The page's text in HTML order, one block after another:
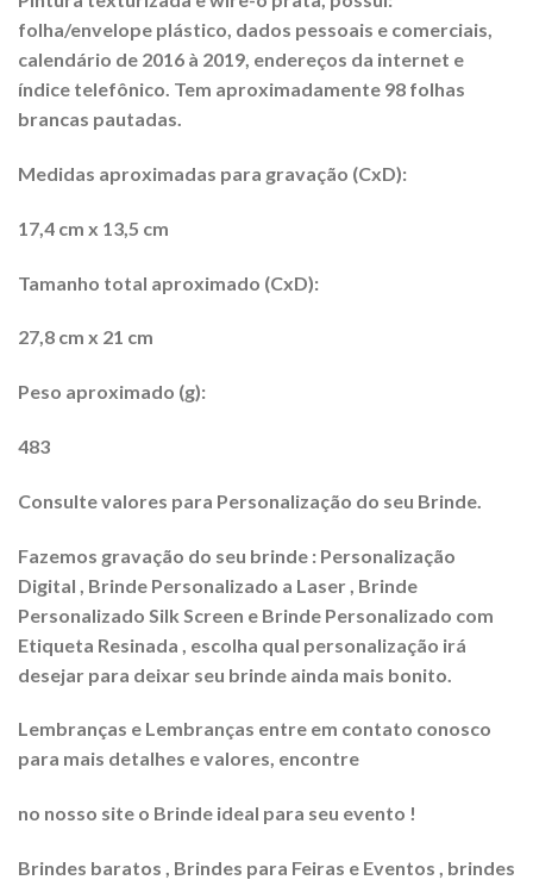
folha/envelope plástico, dados pessoais e comerciais,
calendário de 2016 à 2019, endereços da internet e
índice telefônico. Tem aproximadamente 98 folhas
brancas pautadas.
Medidas aproximadas para gravação (CxD):
17,4 cm x 13,5 cm
Tamanho total aproximado (CxD):
27,8 cm x 21 cm
Peso aproximado (g):
483
Consulte valores para Personalização do seu Brinde.
Fazemos gravação do seu brinde : Personalização
Digital , Brinde Personalizado a Laser , Brinde
Personalizado Silk Screen e Brinde Personalizado com
Etiqueta Resinada , escolha qual personalização irá
desejar para deixar seu brinde ainda mais bonito.
Lembranças e Lembranças entre em contato conosco
para mais detalhes e valores, encontre
no nosso site o Brinde ideal para seu evento !
Brindes baratos , Brindes para Feiras e Eventos , brindes